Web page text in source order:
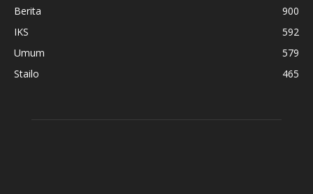
Berita
900
IKS
592
Umum
579
Stailo
465